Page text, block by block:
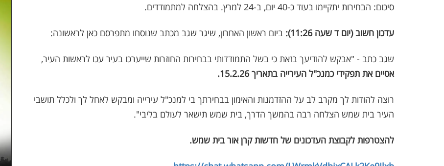
סיכום: הבחירות יתקיימו בעוד כ-40 יום, ב-24 למרץ. בהצלחה למתמודדים.
עדכון חשוב (יום ד שעה 11:26): ביום ראשון האחרון, שיגר שגב מכתב שנוסחו מתפרסם כאן לראשונה:
שגב כתב - "אבקש להודיעך בזאת כי בשל התמודדותי בבחירות החוזרות שייערכו בעיר עכו לראשות העיר,
אסיים את תפקידי כמנכ"ל העירייה בתאריך 15.2.26.
רוצה להודות לך מקרב לב על ההזדמנות והאימון בבחירתך בי למנכ"ל עירייה ומבקש לאחל לך ולכלל תושבי
העיר בית שמש הצלחה רבה בהמשך הדרך, בית שמש תישאר לעולם בליבי".
להצטרפות לקבוצת העדכונים של חדשות קרן אור בית שמש.